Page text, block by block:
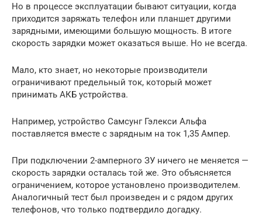
Но в процессе эксплуатации бывают ситуации, когда
приходится заряжать телефон или планшет другими
зарядными, имеющими большую мощность. В итоге
скорость зарядки может оказаться выше. Но не всегда.
Мало, кто знает, но некоторые производители
ограничивают предельный ток, который может
принимать АКБ устройства.
Например, устройство Самсунг Гэлекси Альфа
поставляется вместе с зарядным на ток 1,35 Ампер.
При подключении 2-амперного ЗУ ничего не меняется —
скорость зарядки осталась той же. Это объясняется
ограничением, которое установлено производителем.
Аналогичный тест был произведен и с рядом других
телефонов, что только подтвердило догадку.